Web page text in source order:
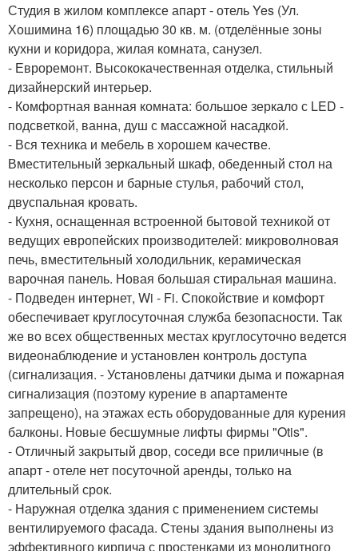
Студия в жилом комплексе апарт - отель Yes (Ул.
Хошимина 16) площадью 30 кв. м. (отделённые зоны
кухни и коридора, жилая комната, санузел.
- Евроремонт. Высококачественная отделка, стильный
дизайнерский интерьер.
- Комфортная ванная комната: большое зеркало с LED -
подсветкой, ванна, душ с массажной насадкой.
- Вся техника и мебель в хорошем качестве.
Вместительный зеркальный шкаф, обеденный стол на
несколько персон и барные стулья, рабочий стол,
двуспальная кровать.
- Кухня, оснащенная встроенной бытовой техникой от
ведущих европейских производителей: микроволновая
печь, вместительный холодильник, керамическая
варочная панель. Новая большая стиральная машина.
- Подведен интернет, Wi - Fi. Спокойствие и комфорт
обеспечивает круглосуточная служба безопасности. Так
же во всех общественных местах круглосуточно ведется
видеонаблюдение и установлен контроль доступа
(сигнализация. - Установлены датчики дыма и пожарная
сигнализация (поэтому курение в апартаменте
запрещено), на этажах есть оборудованные для курения
балконы. Новые бесшумные лифты фирмы "Otis".
- Отличный закрытый двор, соседи все приличные (в
апарт - отеле нет посуточной аренды, только на
длительный срок.
- Наружная отделка здания с применением системы
вентилируемого фасада. Стены здания выполнены из
эффективного кирпича с простенками из монолитного